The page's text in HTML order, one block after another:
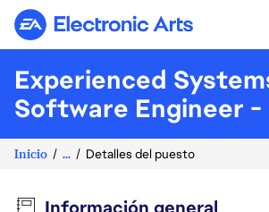
Electronic Arts
Experienced
Software Engineer -
Inicio ... Detalles del puesto